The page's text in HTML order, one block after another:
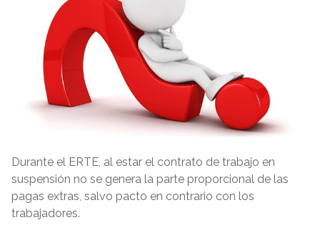
Durante el ERTE, al estar el contrato de trabajo en
suspensión no se genera la parte proporcional de las
pagas extras, salvo pacto en contrario con los
trabajadores.